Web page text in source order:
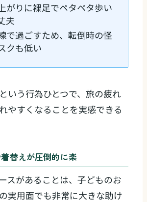
がりに裸足でペタペタ歩い
夫
で過ごすため、転倒時の怪
クも低い
いう行為ひとつで、旅の疲れ
やすくなることを実感できる
替えが圧倒的に楽
スがあることは、子どものお
実用面でも非常に大きな助け